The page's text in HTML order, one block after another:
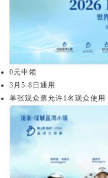
0元申领
3月5-8日通用
单张观众票允许1名观众使用